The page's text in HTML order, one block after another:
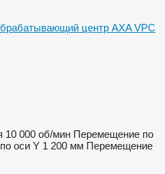
центр AXA VPC
10 000 об/мин Перемещение по
оси Y 1 200 мм Перемещение